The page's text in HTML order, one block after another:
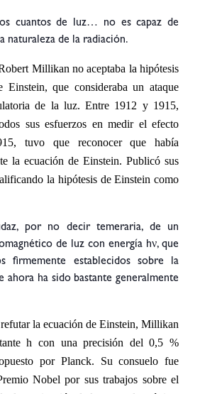
cuantos de luz… no es capaz de
naturaleza de la radiación.
Millikan no aceptaba la hipótesis
que consideraba un ataque
de la luz. Entre 1912 y 1915,
sus esfuerzos en medir el efecto
tuvo que reconocer que había
la ecuación de Einstein. Publicó sus
la hipótesis de Einstein como
por no decir temeraria, de un
de luz con energía hν, que
firmemente establecidos sobre la
ahora ha sido bastante generalmente
la ecuación de Einstein, Millikan
h con una precisión del 0,5 %
por Planck. Su consuelo fue
Nobel por sus trabajos sobre el